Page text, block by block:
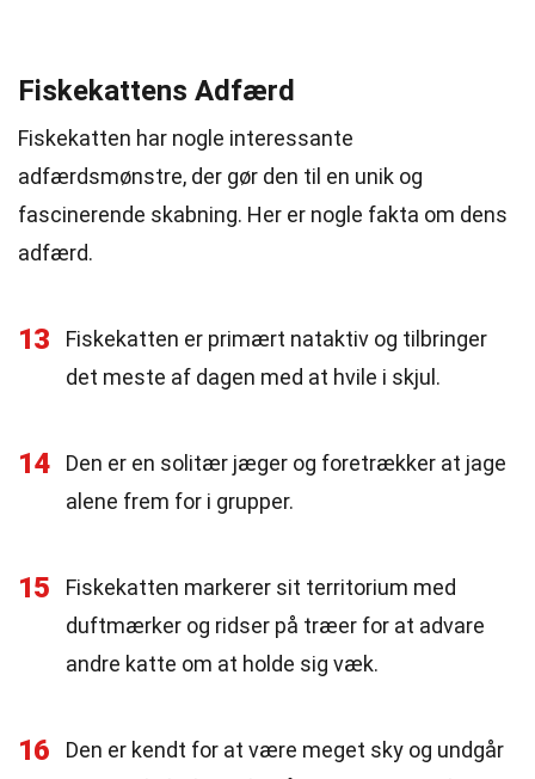
Fiskekattens Adfærd
Fiskekatten har nogle interessante
adfærdsmønstre, der gør den til en unik og
fascinerende skabning. Her er nogle fakta om dens
adfærd.
13
Fiskekatten er primært nataktiv og tilbringer
det meste af dagen med at hvile i skjul.
14
Den er en solitær jæger og foretrækker at jage
alene frem for i grupper.
15
Fiskekatten markerer sit territorium med
duftmærker og ridser på træer for at advare
andre katte om at holde sig væk.
16
Den er kendt for at være meget sky og undgår